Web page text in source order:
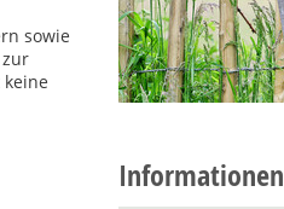
sowie
Informationen